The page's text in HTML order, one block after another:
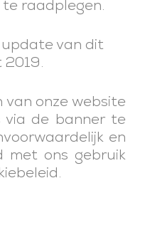
te raadplegen.
van dit
2019.
van onze website
via de banner te
en
met ons gebruik